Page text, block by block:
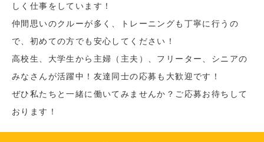
しく仕事をしています！
仲間思いのクルーが多く、トレーニングも丁寧に行うの
で、初めての方でも安心してください！
高校生、大学生から主婦（主夫）、フリーター、シニアの
みなさんが活躍中！友達同士の応募も大歓迎です！
ぜひ私たちと一緒に働いてみませんか？ご応募お待ちして
おります！